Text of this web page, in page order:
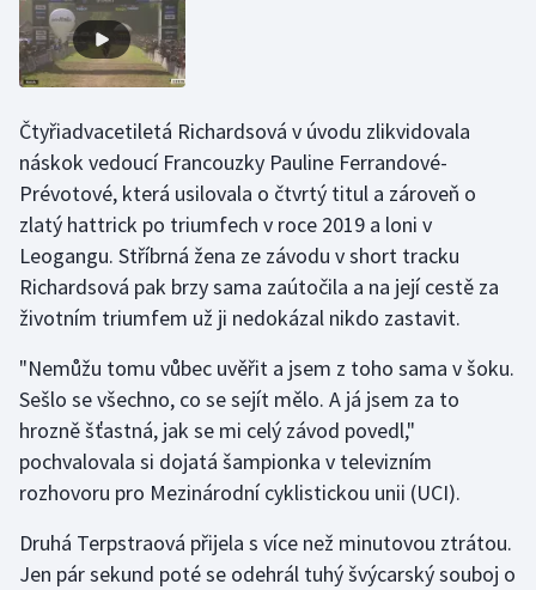
Čtyřiadvacetiletá Richardsová v úvodu zlikvidovala
náskok vedoucí Francouzky Pauline Ferrandové-
Prévotové, která usilovala o čtvrtý titul a zároveň o
zlatý hattrick po triumfech v roce 2019 a loni v
Leogangu. Stříbrná žena ze závodu v short tracku
Richardsová pak brzy sama zaútočila a na její cestě za
životním triumfem už ji nedokázal nikdo zastavit.
"Nemůžu tomu vůbec uvěřit a jsem z toho sama v šoku.
Sešlo se všechno, co se sejít mělo. A já jsem za to
hrozně šťastná, jak se mi celý závod povedl,"
pochvalovala si dojatá šampionka v televizním
rozhovoru pro Mezinárodní cyklistickou unii (UCI).
Druhá Terpstraová přijela s více než minutovou ztrátou.
Jen pár sekund poté se odehrál tuhý švýcarský souboj o